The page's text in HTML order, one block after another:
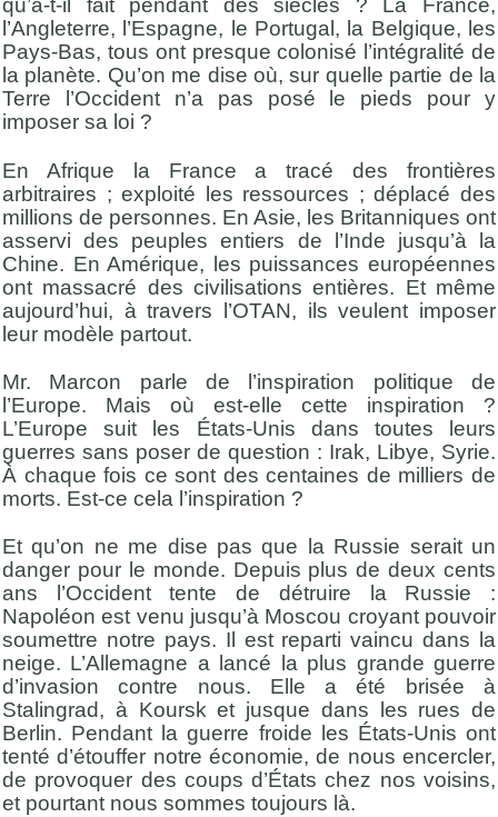
qu’a-t-il fait pendant des siècles ? La France,
l’Angleterre, l’Espagne, le Portugal, la Belgique, les
Pays-Bas, tous ont presque colonisé l’intégralité de
la planète. Qu’on me dise où, sur quelle partie de la
Terre l’Occident n’a pas posé le pieds pour y
imposer sa loi ?
En Afrique la France a tracé des frontières
arbitraires ; exploité les ressources ; déplacé des
millions de personnes. En Asie, les Britanniques ont
asservi des peuples entiers de l’Inde jusqu’à la
Chine. En Amérique, les puissances européennes
ont massacré des civilisations entières. Et même
aujourd’hui, à travers l’OTAN, ils veulent imposer
leur modèle partout.
Mr. Marcon parle de l’inspiration politique de
l’Europe. Mais où est-elle cette inspiration ?
L’Europe suit les États-Unis dans toutes leurs
guerres sans poser de question : Irak, Libye, Syrie.
À chaque fois ce sont des centaines de milliers de
morts. Est-ce cela l’inspiration ?
Et qu’on ne me dise pas que la Russie serait un
danger pour le monde. Depuis plus de deux cents
ans l’Occident tente de détruire la Russie :
Napoléon est venu jusqu’à Moscou croyant pouvoir
soumettre notre pays. Il est reparti vaincu dans la
neige. L’Allemagne a lancé la plus grande guerre
d’invasion contre nous. Elle a été brisée à
Stalingrad, à Koursk et jusque dans les rues de
Berlin. Pendant la guerre froide les États-Unis ont
tenté d’étouffer notre économie, de nous encercler,
de provoquer des coups d’États chez nos voisins,
et pourtant nous sommes toujours là.